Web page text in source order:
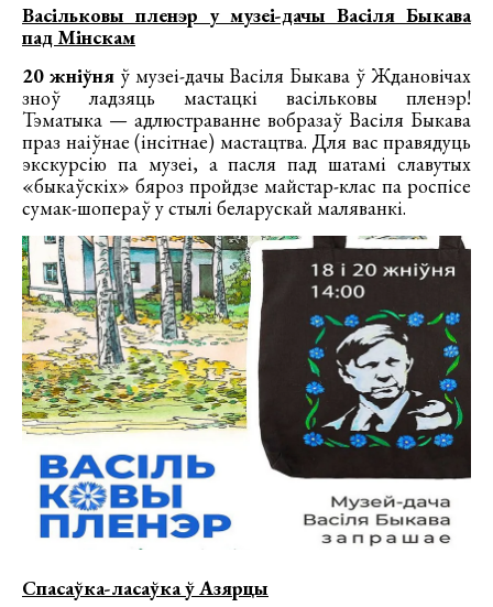
Васільковы пленэр у музеі-дачы Васіля Быкава
пад Мінскам
20 жніўняў музеі-дачы Васіля Быкава ў Ждановічах
зноў ладзяць мастацкі васільковы пленэр!
Тэматыка — адлюстраванне вобразаў Васіля Быкава
праз наіўнае (інсітнае) мастацтва. Для вас правядуць
экскурсію па музеі, а пасля пад шатамі славутых
«быкаўскіх» бяроз пройдзе майстар-клас па роспісе
сумак-шопераў у стылі беларускай маляванкі.
Спасаўка-ласаўка ў Азярцы